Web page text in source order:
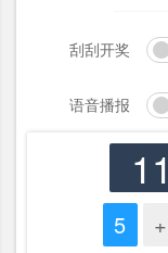
刮刮开奖
语音播报
5 +